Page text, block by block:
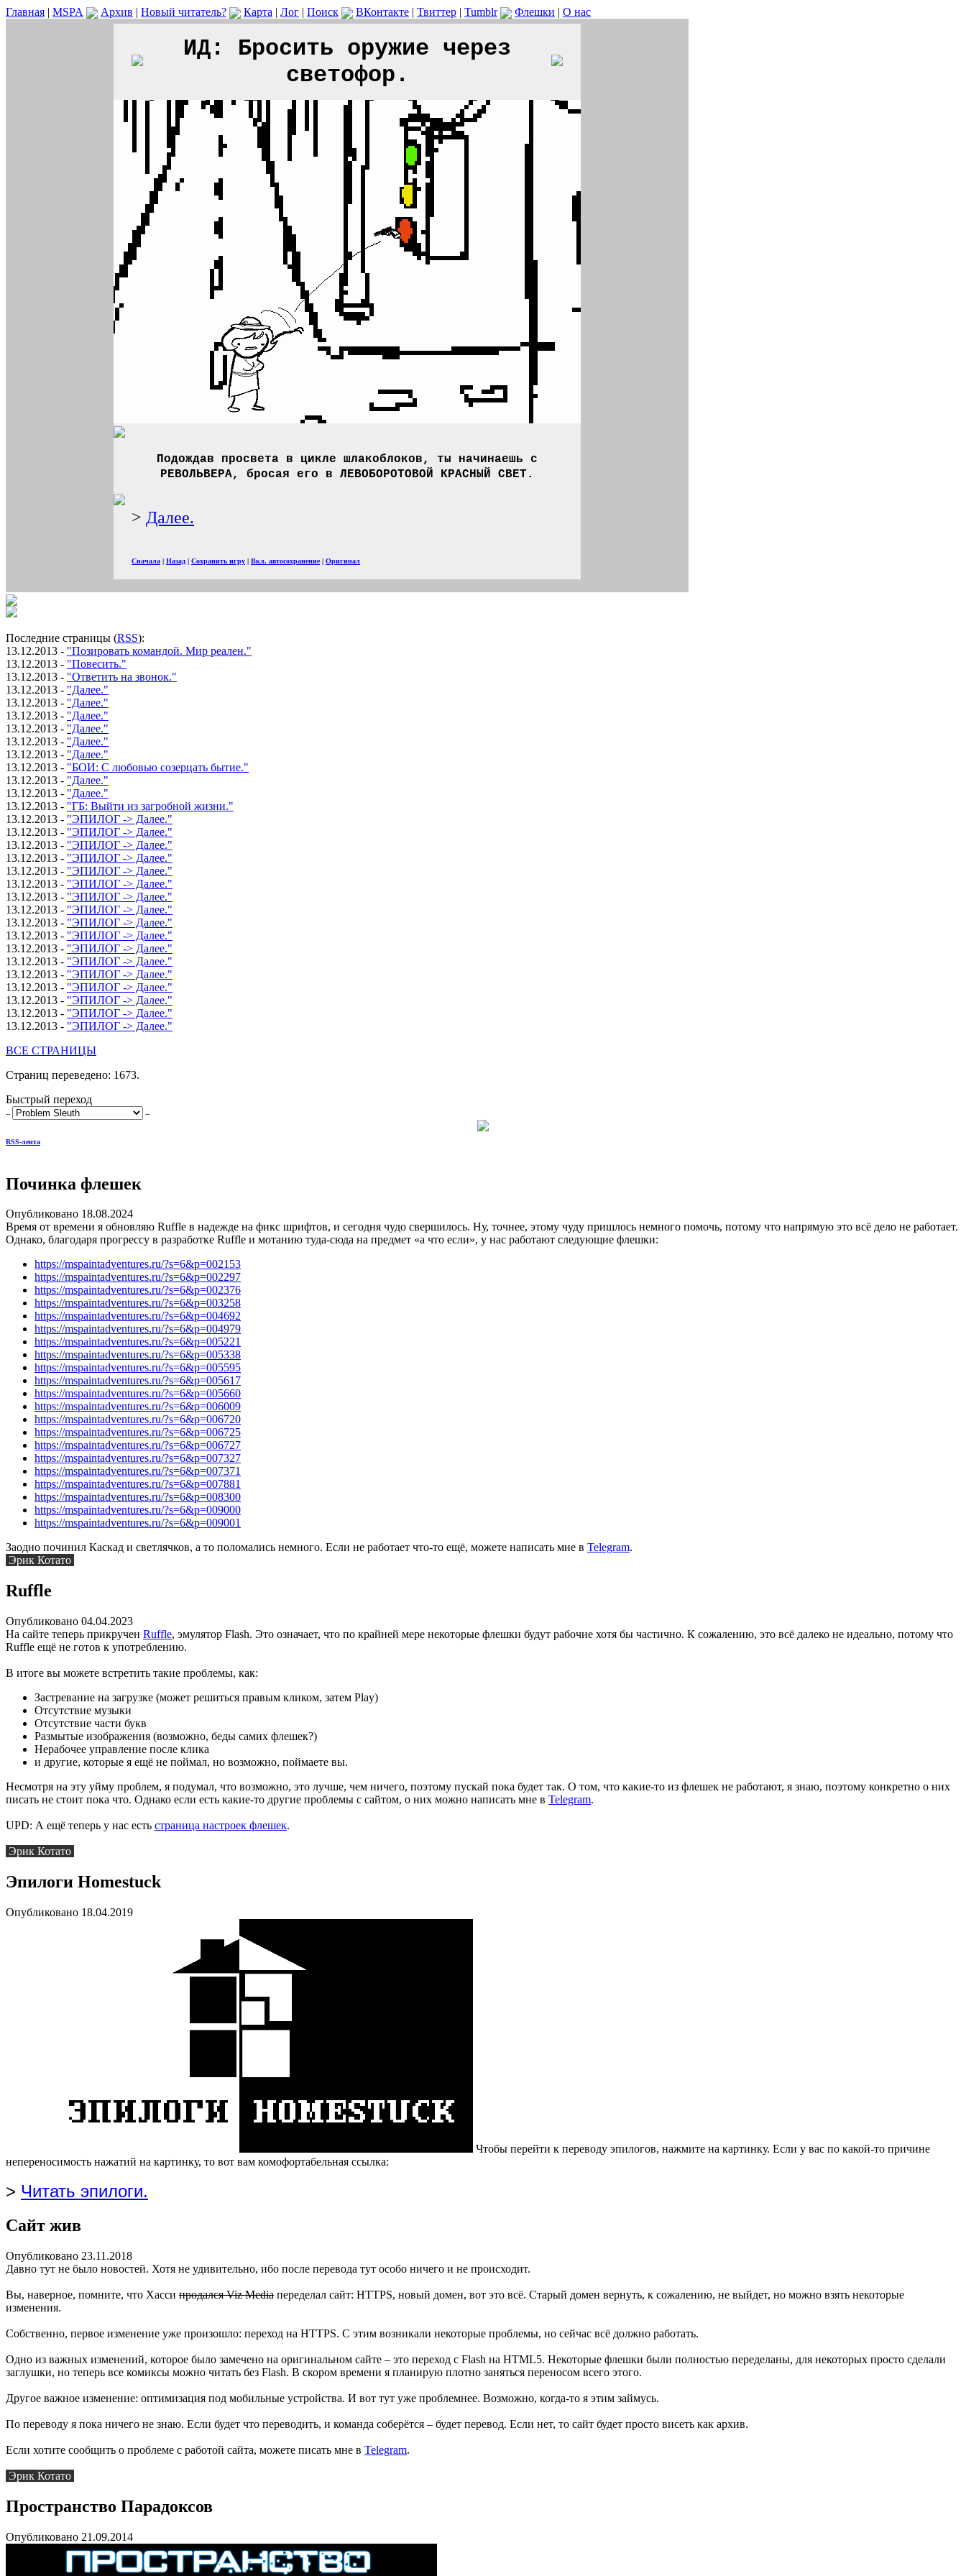
Главная | MSPA Архив | Новый читатель? Карта | Лог | Поиск ВКонтакте | Твиттер | Tumblr Флешки | О нас
ИД: Бросить оружие через
светофор.
Подождав просвета в цикле шлакоблоков, ты начинаешь с
РЕВОЛЬВЕРА, бросая его в ЛЕВОБОРОТОВОЙ КРАСНЫЙ СВЕТ.
> Далее.
Сначала | Назад | Сохранить игру | Вкл. автосохранение| Оригинал
Последние страницы (RSS):
13.12.2013 - "Позировать командой. Мир реален."
13.12.2013 - "Повесить."
13.12.2013 - "Ответить на звонок."
13.12.2013 - "Далее."
13.12.2013 - "Далее."
13.12.2013 - "Далее."
13.12.2013 - "Далее."
13.12.2013 - "Далее."
13.12.2013 - "Далее."
13.12.2013 - "БОИ: С любовью созерцать бытие."
13.12.2013 - "Далее."
13.12.2013 - "Далее."
13.12.2013 - "ГБ: Выйти из загробной жизни."
13.12.2013 - "ЭПИЛОГ -> Далее."
13.12.2013 - "ЭПИЛОГ -> Далее."
13.12.2013 - "ЭПИЛОГ -> Далее."
13.12.2013 - "ЭПИЛОГ -> Далее."
13.12.2013 - "ЭПИЛОГ -> Далее."
13.12.2013 - "ЭПИЛОГ -> Далее."
13.12.2013 - "ЭПИЛОГ -> Далее."
13.12.2013 - "ЭПИЛОГ -> Далее."
13.12.2013 - "ЭПИЛОГ -> Далее."
13.12.2013 - "ЭПИЛОГ -> Далее."
13.12.2013 - "ЭПИЛОГ -> Далее."
13.12.2013 - "ЭПИЛОГ -> Далее."
13.12.2013 - "ЭПИЛОГ -> Далее."
13.12.2013 - "ЭПИЛОГ -> Далее."
13.12.2013 - "ЭПИЛОГ -> Далее."
13.12.2013 - "ЭПИЛОГ -> Далее."
13.12.2013 - "ЭПИЛОГ -> Далее."
ВСЕ СТРАНИЦЫ
Страниц переведено: 1673.
Быстрый переход
-- --
RSS-лента
Починка флешек
Опубликовано 18.08.2024
Время от времени я обновляю Ruffle в надежде на фикс шрифтов, и сегодня чудо свершилось. Ну, точнее, этому чуду пришлось немного помочь, потому что напрямую это всё дело не работает.
Однако, благодаря прогрессу в разработке Ruffle и мотанию туда-сюда на предмет «а что если», у нас работают следующие флешки:
https://mspaintadventures.ru/?s=6&p=002153
https://mspaintadventures.ru/?s=6&p=002297
https://mspaintadventures.ru/?s=6&p=002376
https://mspaintadventures.ru/?s=6&p=003258
https://mspaintadventures.ru/?s=6&p=004692
https://mspaintadventures.ru/?s=6&p=004979
https://mspaintadventures.ru/?s=6&p=005221
https://mspaintadventures.ru/?s=6&p=005338
https://mspaintadventures.ru/?s=6&p=005595
https://mspaintadventures.ru/?s=6&p=005617
https://mspaintadventures.ru/?s=6&p=005660
https://mspaintadventures.ru/?s=6&p=006009
https://mspaintadventures.ru/?s=6&p=006720
https://mspaintadventures.ru/?s=6&p=006725
https://mspaintadventures.ru/?s=6&p=006727
https://mspaintadventures.ru/?s=6&p=007327
https://mspaintadventures.ru/?s=6&p=007371
https://mspaintadventures.ru/?s=6&p=007881
https://mspaintadventures.ru/?s=6&p=008300
https://mspaintadventures.ru/?s=6&p=009000
https://mspaintadventures.ru/?s=6&p=009001
Заодно починил Каскад и светлячков, а то поломались немного. Если не работает что-то ещё, можете написать мне в Telegram.
Эрик Котато
Ruffle
Опубликовано 04.04.2023
На сайте теперь прикручен Ruffle, эмулятор Flash. Это означает, что по крайней мере некоторые флешки будут рабочие хотя бы частично. К сожалению, это всё далеко не идеально, потому что
Ruffle ещё не готов к употреблению.
В итоге вы можете встретить такие проблемы, как:
Застревание на загрузке (может решиться правым кликом, затем Play)
Отсутствие музыки
Отсутствие части букв
Размытые изображения (возможно, беды самих флешек?)
Нерабочее управление после клика
и другие, которые я ещё не поймал, но возможно, поймаете вы.
Несмотря на эту уйму проблем, я подумал, что возможно, это лучше, чем ничего, поэтому пускай пока будет так. О том, что какие-то из флешек не работают, я знаю, поэтому конкретно о них
писать не стоит пока что. Однако если есть какие-то другие проблемы с сайтом, о них можно написать мне в Telegram.
UPD: А ещё теперь у нас есть страница настроек флешек.
Эрик Котато
Эпилоги Homestuck
Опубликовано 18.04.2019
Чтобы перейти к переводу эпилогов, нажмите на картинку. Если у вас по какой-то причине
непереносимость нажатий на картинку, то вот вам комофортабельная ссылка:
> Читать эпилоги.
Сайт жив
Опубликовано 23.11.2018
Давно тут не было новостей. Хотя не удивительно, ибо после перевода тут особо ничего и не происходит.
Вы, наверное, помните, что Хасси продался Viz Media переделал сайт: HTTPS, новый домен, вот это всё. Старый домен вернуть, к сожалению, не выйдет, но можно взять некоторые
изменения.
Собственно, первое изменение уже произошло: переход на HTTPS. С этим возникали некоторые проблемы, но сейчас всё должно работать.
Одно из важных изменений, которое было замечено на оригинальном сайте – это переход с Flash на HTML5. Некоторые флешки были полностью переделаны, для некоторых просто сделали
заглушки, но теперь все комиксы можно читать без Flash. В скором времени я планирую плотно заняться переносом всего этого.
Другое важное изменение: оптимизация под мобильные устройства. И вот тут уже проблемнее. Возможно, когда-то я этим займусь.
По переводу я пока ничего не знаю. Если будет что переводить, и команда соберётся – будет перевод. Если нет, то сайт будет просто висеть как архив.
Если хотите сообщить о проблеме с работой сайта, можете писать мне в Telegram.
Эрик Котато
Пространство Парадоксов
Опубликовано 21.09.2014